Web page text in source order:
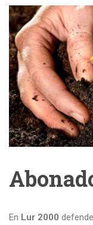
En Lur 2000